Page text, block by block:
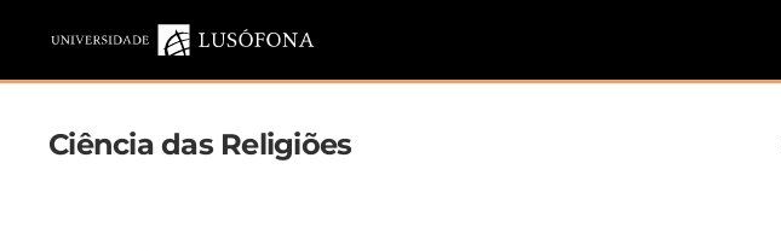
Ciência das Religiões